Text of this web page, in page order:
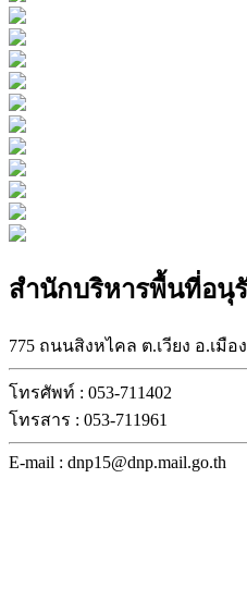
สำนักบริหารพื้นที่อนุ
775 ถนนสิงหไคล ต.เวียง อ.เมือ
โทรศัพท์ : 053-711402
โทรสาร : 053-711961
E-mail : dnp15@dnp.mail.go.th